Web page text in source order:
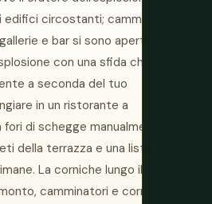
circostanti; camminare
e bar si sono aperti
con una sfida che è o
a seconda del tuo
in un ristorante a
di schegge manualmente
della terrazza e una lista
La corniche lungo il
camminatori e corridori